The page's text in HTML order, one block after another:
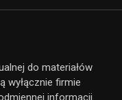
do materiałów
wyłącznie firmie
informacji.